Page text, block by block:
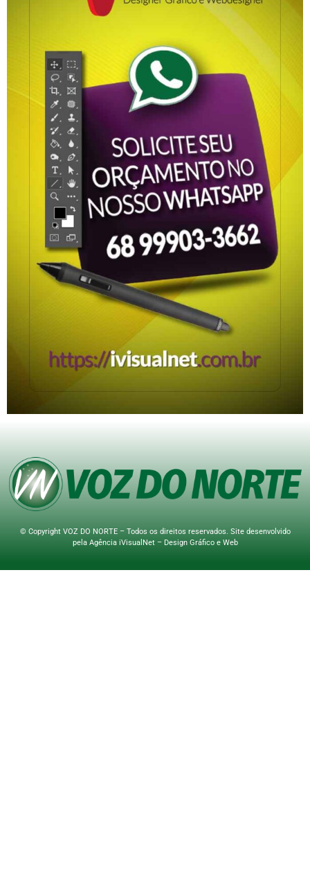
© Copyright VOZ DO NORTE – Todos os direitos reservados. Site desenvolvido
pela Agência iVisualNet – Design Gráfico e Web